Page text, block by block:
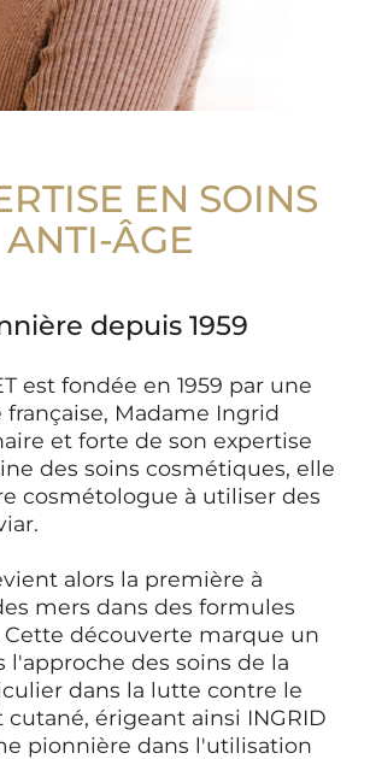
EN SOINS
ANTI-ÂGE
depuis 1959
est fondée en 1959 par une
Madame Ingrid
et forte de son expertise
des soins cosmétiques, elle
cosmétologue à utiliser des
alors la première à
mers dans des formules
découverte marque un
l'approche des soins de la
dans la lutte contre le
érigeant ainsi INGRID
pionnière dans l'utilisation